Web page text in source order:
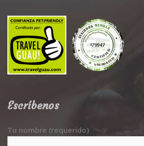
Escríbenos
Tu nombre (requerido)